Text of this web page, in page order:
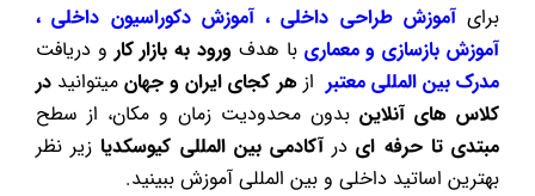
برایآموزش طراحی داخلی ، آموزش دکوراسیون داخلی ،
آموزش بازسازی و معماری با هدف ورود به بازار کار و دریافت
مدرک بین المللی معتبر ازهر کجای ایران و جهانمیتوانید در
کلاس های آنلاین بدون محدودیت زمان و مکان، از سطح
مبتدی تا حرفه ایدرآکادمی بین المللی کیوسکدیا زیر نظر
بهترین اساتید داخلی و بین المللی آموزش ببینید.